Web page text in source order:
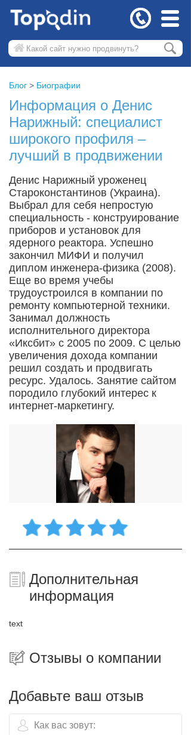
Блог Биографии
Информация о Денис
Нарижный: специалист
широкого профиля –
лучший в продвижении
Денис Нарижный уроженец
Староконстантинов (Украина).
Выбрал для себя непростую
специальность - конструирование
приборов и установок для
ядерного реактора. Успешно
закончил МИФИ и получил
диплом инженера-физика (2008).
Еще во время учебы
трудоустроился в компании по
ремонту компьютерной техники.
Занимал должность
исполнительного директора
«Иксбит» с 2005 по 2009. С целью
увеличения дохода компании
решил создать и продвигать
ресурс. Удалось. Занятие сайтом
породило глубокий интерес к
интернет-маркетингу.
Дополнительная
информация
text
Отзывы о компании
Добавьте ваш отзыв